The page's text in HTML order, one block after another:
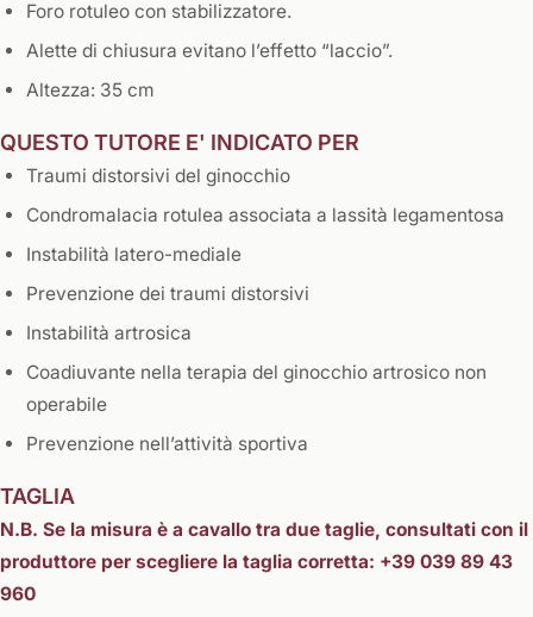
Foro rotuleo con stabilizzatore.
Alette di chiusura evitano l’effetto “laccio”.
Altezza: 35 cm
​QUESTO TUTORE E' INDICATO PER
Traumi distorsivi del ginocchio
Condromalacia rotulea associata a lassità legamentosa
Instabilità latero-mediale
Prevenzione dei traumi distorsivi
Instabilità artrosica
Coadiuvante nella terapia del ginocchio artrosico non
operabile
Prevenzione nell’attività sportiva
TAGLIA
N.B. Se la misura è a cavallo tra due taglie, consultati con il
produttore per scegliere la taglia corretta: +39 039 89 43
960